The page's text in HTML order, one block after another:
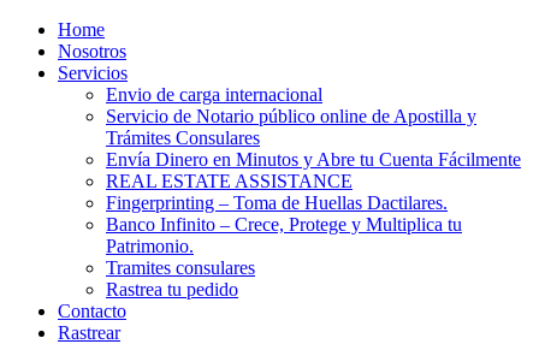
Home
Nosotros
Servicios
Envio de carga internacional
Servicio de Notario público online de Apostilla y
Trámites Consulares
Envía Dinero en Minutos y Abre tu Cuenta Fácilmente
REAL ESTATE ASSISTANCE
Fingerprinting – Toma de Huellas Dactilares.
Banco Infinito – Crece, Protege y Multiplica tu
Patrimonio.
Tramites consulares
Rastrea tu pedido
Contacto
Rastrear